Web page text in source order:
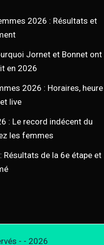
2026 : Résultats et
Jornet et Bonnet ont
en 2026
2026 : Horaires, heure
live
: Le record indécent du
les femmes
Résultats de la 6e étape et
- - 2026